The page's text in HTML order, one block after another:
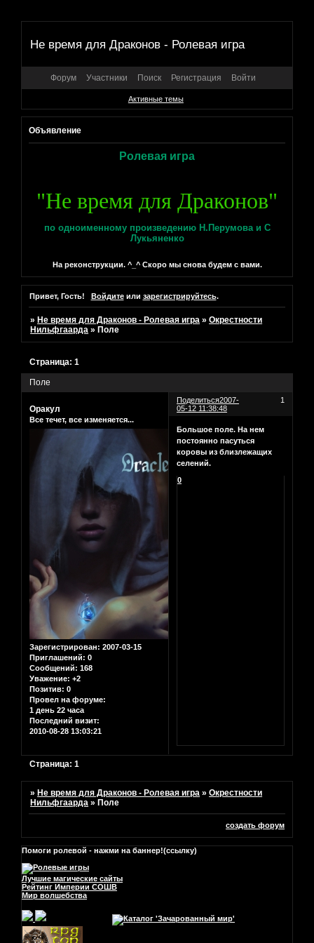
Не время для Драконов - Ролевая игра
Форум Участники Поиск Регистрация Войти
Активные темы
Объявление
Ролевая игра
"Не время для Драконов"
по одноименному произведению Н.Перумова и С
Лукьяненко
На реконструкции. ^_^ Скоро мы снова будем с вами.
Привет, Гость! Войдитеили зарегистрируйтесь.
» Не время для Драконов - Ролевая игра »Окрестности
Нильфгаарда » Поле
Поле
Страница:1
Поделиться 1
2007-
05-12 11:38:48
Оракул
Все течет, все изменяется...
Зарегистрирован: 2007-03-15
Приглашений: 0
Сообщений: 168
Уважение: +2
Позитив: 0
Провел на форуме:
1 день 22 часа
Последний визит:
2010-08-28 13:03:21
Большое поле. На нем
постоянно пасуться
коровы из близлежащих
селений.
0
Страница:1
» Не время для Драконов - Ролевая игра »Окрестности
Нильфгаарда » Поле
создать форум
Помоги ролевой - нажми на баннер!(ссылку)
Лучшие магические сайты
Рейтинг Империи СОШВ
Мир волшебства